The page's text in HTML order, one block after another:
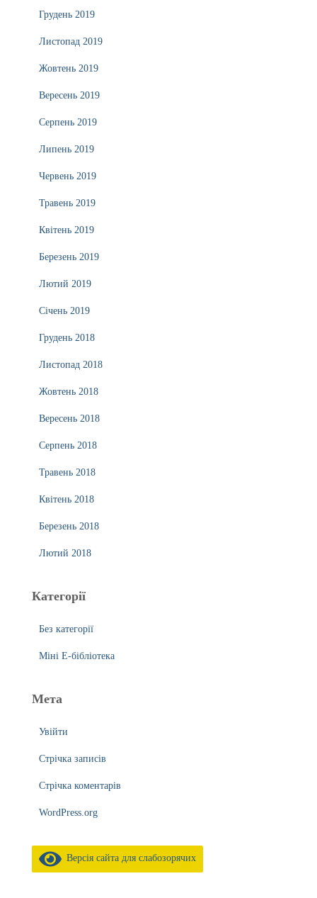
Грудень 2019
Листопад 2019
Жовтень 2019
Вересень 2019
Серпень 2019
Липень 2019
Червень 2019
Травень 2019
Квітень 2019
Березень 2019
Лютий 2019
Січень 2019
Грудень 2018
Листопад 2018
Жовтень 2018
Вересень 2018
Серпень 2018
Травень 2018
Квітень 2018
Березень 2018
Лютий 2018
Категорії
Без категорії
Міні Е-бібліотека
Мета
Увійти
Стрічка записів
Стрічка коментарів
WordPress.org
Версія сайта для слабозорячих